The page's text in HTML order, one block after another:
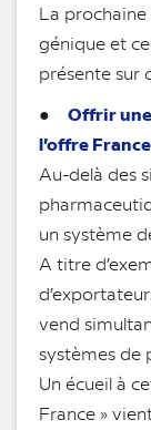
La
génique et
présente sur
● Offrir
l’offre
Au-delà des
un système
A titre
vend
systèmes de
Un écueil à
France »